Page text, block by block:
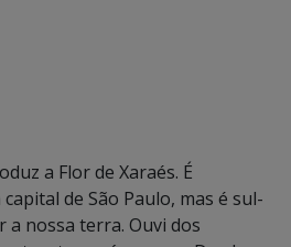
a Flor de Xaraés. É
de São Paulo, mas é sul-
a nossa terra. Ouvi dos